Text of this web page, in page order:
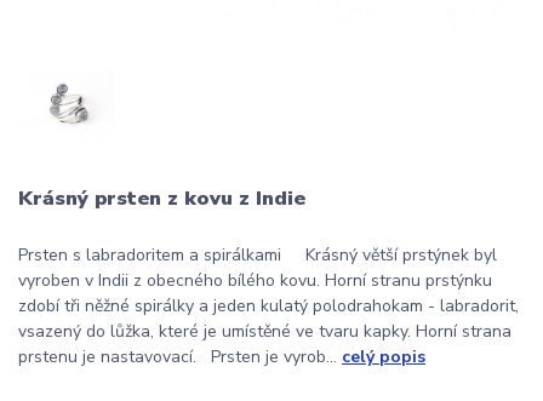
Krásný prsten z kovu z Indie
Prsten s labradoritem a spirálkami Krásný větší prstýnek byl
vyroben v Indii z obecného bílého kovu. Horní stranu prstýnku
zdobí tři něžné spirálky a jeden kulatý polodrahokam - labradorit,
vsazený do lůžka, které je umístěné ve tvaru kapky. Horní strana
prstenu je nastavovací. Prsten je vyrob... celý popis